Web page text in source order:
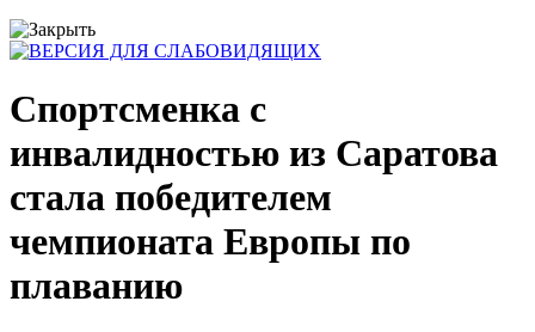
Спортсменка с
инвалидностью из Саратова
стала победителем
чемпионата Европы по
плаванию